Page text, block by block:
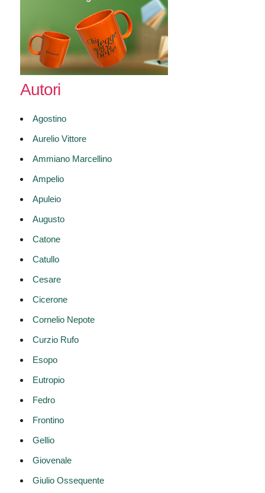
Autori
Agostino
Aurelio Vittore
Ammiano Marcellino
Ampelio
Apuleio
Augusto
Catone
Catullo
Cesare
Cicerone
Cornelio Nepote
Curzio Rufo
Esopo
Eutropio
Fedro
Frontino
Gellio
Giovenale
Giulio Ossequente